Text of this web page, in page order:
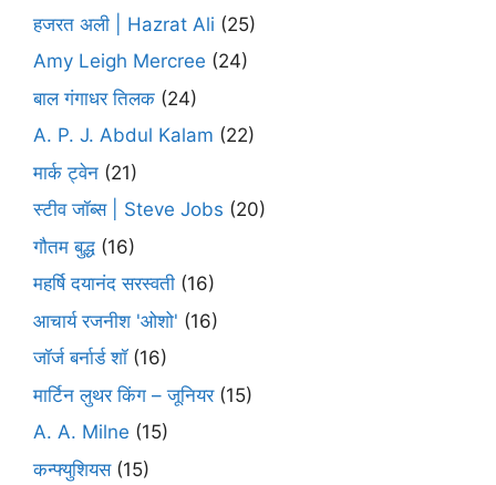
हजरत अली | Hazrat Ali (25)
Amy Leigh Mercree (24)
बाल गंगाधर तिलक (24)
A. P. J. Abdul Kalam (22)
मार्क ट्वेन (21)
स्टीव जॉब्स | Steve Jobs (20)
गौतम बुद्ध (16)
महर्षि दयानंद सरस्वती (16)
आचार्य रजनीश 'ओशो' (16)
जॉर्ज बर्नार्ड शॉ(16)
मार्टिन लुथर किंग – जूनियर(15)
A. A. Milne (15)
कन्फ्युशियस(15)